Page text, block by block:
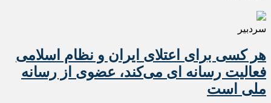
سردبیر
هر کسی برای اعتلای ایران و نظام اسلامی
فعالیت رسانه ای می‌کند، عضوی از رسانه
ملی است